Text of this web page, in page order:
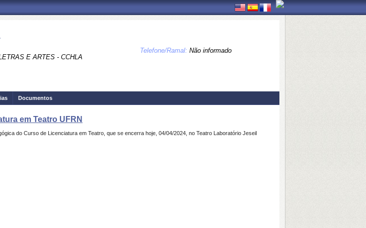
E ARTES - CCHLA
Telefone/Ramal: Não informado
Documentos
em Teatro UFRN
do Curso de Licenciatura em Teatro, que se encerra hoje, 04/04/2024, no Teatro Laboratório Jeseil